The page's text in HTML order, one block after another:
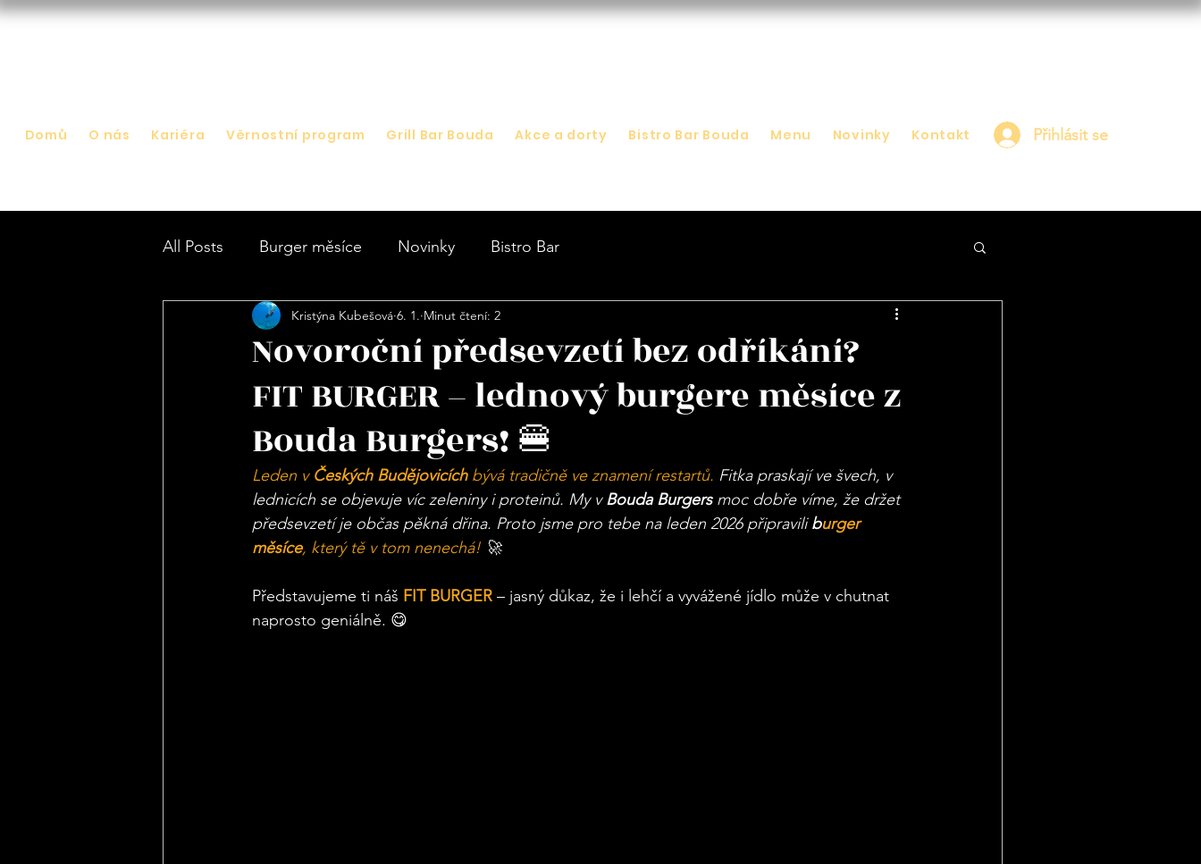
Domů O nás Kariéra Věrnostní program Grill Bar Bouda Akce a dorty Bistro Bar Bouda Menu Novinky Kontakt Přihlásit se
All Posts Burger měsíce Novinky Bistro Bar
Novoroční předsevzetí bez odříkání?
FIT BURGER – lednový burgere měsíce z
Bouda Burgers! 🍔
Kristýna Kubešová 6. 1. Minut čtení: 2
Leden v Českých Budějovicích bývá tradičně ve znamení restartů. Fitka praskají ve švech, v
lednicích se objevuje víc zeleniny i proteinů. My v Bouda Burgers moc dobře víme, že držet
předsevzetí je občas pěkná dřina. Proto jsme pro tebe na leden 2026 připravili burger
měsíce, který tě v tom nenechá! 🚀
Představujeme ti náš FIT BURGER – jasný důkaz, že i lehčí a vyvážené jídlo může v chutnat
naprosto geniálně. 😋